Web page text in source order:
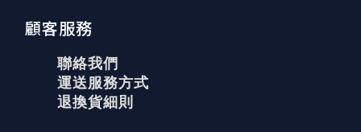
顧客服務
聯絡我們
運送服務方式
退換貨細則